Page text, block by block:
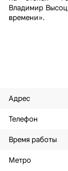
Владимир
времени».
Адрес
Телефон
Время работы
Метро